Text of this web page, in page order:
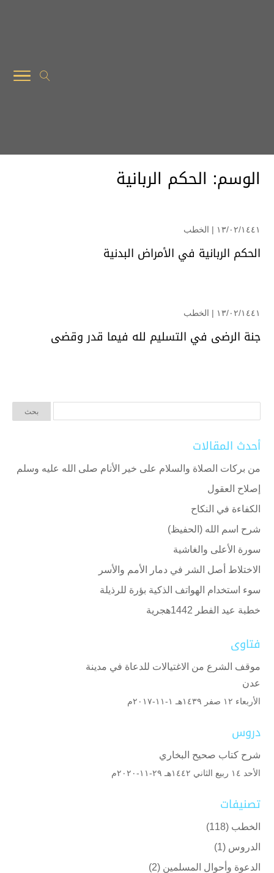
الوسم: الحكم الربانية
۱۳/۰۲/۱٤٤۱ | الخطب
الحكم الربانية في الأمراض البدنية
۱۳/۰۲/۱٤٤۱ | الخطب
جنة الرضى في التسليم لله فيما قدر وقضى
أحدث المقالات
من بركات الصلاة والسلام على خير الأنام صلى الله عليه وسلم
إصلاح العقول
الكفاءة في النكاح
شرح اسم الله (الحفيظ)
سورة الأعلى والغاشية
الاختلاط أصل الشر في دمار الأمم والأسر
سوء استخدام الهواتف الذكية بؤرة للرذيلة
خطبة عيد الفطر 1442هجرية
فتاوى
موقف الشرع من الاغتيالات للدعاة في مدينة
عدن
الأربعاء ۱۲ صفر ۱٤۳۹هـ ۱-۱۱-۲۰۱۷م
دروس
شرح كتاب صحيح البخاري
الأحد ۱٤ ربيع الثاني ۱٤٤۲هـ ۲۹-۱۱-۲۰۲۰م
تصنيفات
الخطب (118)
الدروس (1)
الدعوة وأحوال المسلمين (2)